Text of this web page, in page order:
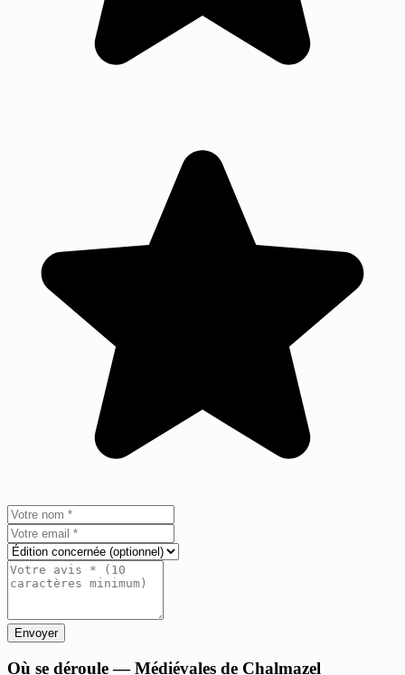
Envoyer
Où se déroule — Médiévales de Chalmazel